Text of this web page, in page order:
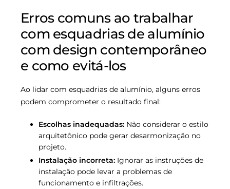
Erros comuns ao trabalhar
com esquadrias de alumínio
com design contemporâneo
e como evitá-los
Ao lidar com esquadrias de alumínio, alguns erros
podem comprometer o resultado final:
Escolhas inadequadas: Não considerar o estilo
arquitetônico pode gerar desarmonização no
projeto.
Instalação incorreta: Ignorar as instruções de
instalação pode levar a problemas de
funcionamento e infiltrações.